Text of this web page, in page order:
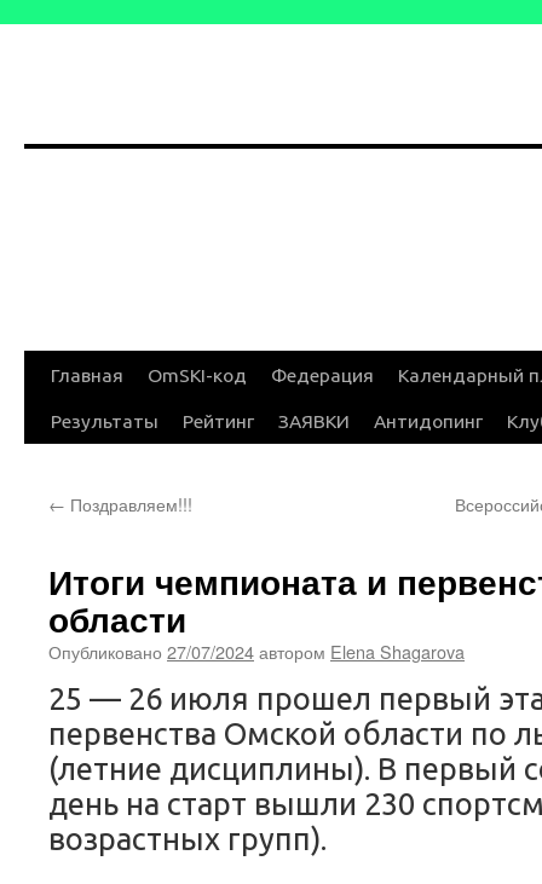
Перейти
Главная OmSKI-код Федерация Календарный
Результаты Рейтинг ЗАЯВКИ Антидопинг
← Поздравляем!!!
Итоги чемпионата и
области
Опубликовано 27/07/2024автором Elena Shagarova
25 — 26 июля прошел первый
первенства Омской области по
(летние дисциплины). В первый
день на старт вышли 230
возрастных групп).